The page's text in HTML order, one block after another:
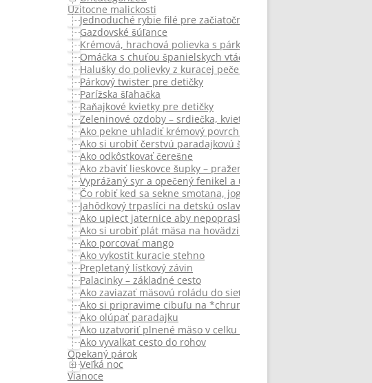
Uzitocne malickosti
Jednoduché rybie filé pre začiatočníkov
Gazdovské šúľance
Krémová, hrachová polievka s párkom
Omáčka s chuťou španielskych vtáčkov k varenému mäsu z
Halušky do polievky z kuracej pečene
Párkový twister pre detičky
Parížska šľahačka
Raňajkové kvietky pre detičky
Zeleninové ozdoby – srdiečka, kvietky
Ako pekne uhladiť krémový povrch na roláde
Ako si urobiť čerstvú paradajkovú štavu bez mixéra
Ako odkôstkovať čerešne
Ako zbaviť lieskovce šupky – pražením
Vyprážaný syr a opečený fenikel a uhorkový šalát.
Čo robiť ked sa sekne smotana, jogurt
Jahôdkový trpaslíci na detskú oslavu
Ako upiect jaternice aby nepopraskali
Ako si urobiť plát mäsa na hovädziu roládu
Ako porcovať mango
Ako vykostit kuracie stehno
Prepletaný lístkový závin
Palacinky – základné cesto
Ako zaviazať mäsovú roládu do sieťky
Ako si pripravime cibuľu na *chrumkavo*
Ako olúpať paradajku
Ako uzatvoriť plnené mäso v celku (nie roládu)
Ako vyvalkat cesto do rohov
Opekaný párok
Veľká noc
Vianoce